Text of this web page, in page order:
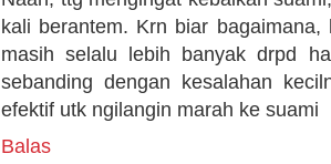
kali berantem. Krn biar
masih selalu lebih banyak drpd
sebanding dengan kesalahan
efektif utk ngilangin marah ke suami
Balas